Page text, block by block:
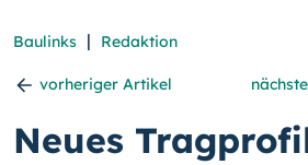
Baulinks | Redaktion
vorheriger Artikel
Neues